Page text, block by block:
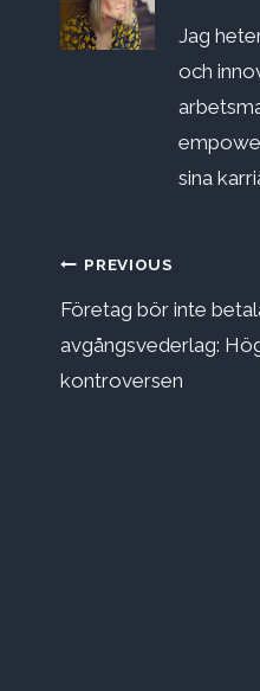
Jag
och
sina
PREVIOUS
Företag bör inte
avgångsvederlag:
kontroversen